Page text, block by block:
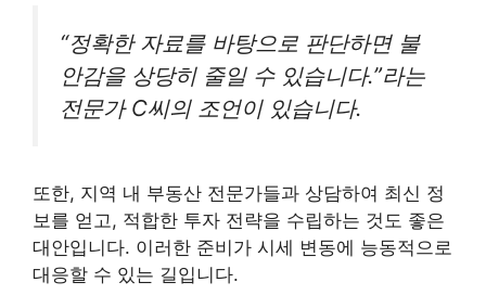
“정확한 자료를 바탕으로 판단하면 불
안감을 상당히 줄일 수 있습니다.”라는
전문가 C씨의 조언이 있습니다.
또한, 지역 내 부동산 전문가들과 상담하여 최신 정
보를 얻고, 적합한 투자 전략을 수립하는 것도 좋은
대안입니다. 이러한 준비가 시세 변동에 능동적으로
대응할 수 있는 길입니다.